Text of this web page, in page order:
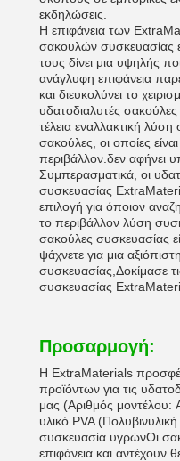
εκδηλώσεις.
Η επιφάνεια των
σακουλών συσκευασίας
τους δίνει μια υψηλής
ανάγλυφη επιφάνεια
και διευκολύνει το
υδατοδιαλυτές
τέλεια εναλλακτική
σακούλες, οι οποίες
περιβάλλον.δεν αφήνει
Συμπερασματικά, οι
συσκευασίας
επιλογή για όποιον
το περιβάλλον λύση
σακούλες συσκευασίας
ψάχνετε για μια
συσκευασίας,Δοκίμασε
συσκευασίας
Προσαρμογή:
Η ExtraMaterials
προϊόντων για τις
μας (Αριθμός μοντέλου:
υλικό PVA
συσκευασία υγρώνΟι
επιφάνεια και αντέχουν